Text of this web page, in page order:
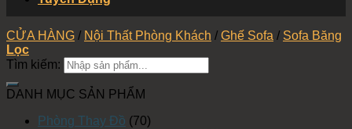
CỬA HÀNG / Nội Thất Phòng Khách / Ghế Sofa / Sofa Băng
Lọc
Tìm kiếm:
DANH MỤC SẢN PHẨM
Phòng Thay Đồ (70)